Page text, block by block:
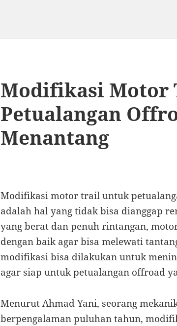
Modifikasi Motor
Petualangan
Menantang
Modifikasi motor trail untuk
adalah hal yang tidak bisa dianggap
yang berat dan penuh rintangan,
dengan baik agar bisa melewati
modifikasi bisa dilakukan untuk
agar siap untuk petualangan offroad
Menurut Ahmad Yani, seorang
berpengalaman puluhan tahun,